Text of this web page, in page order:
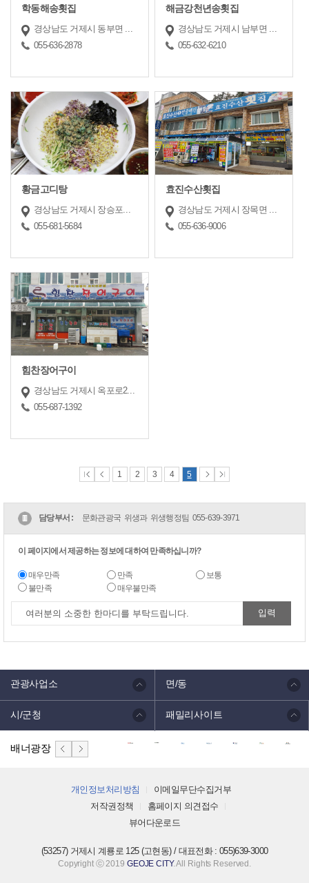
학동해송횟집
경상남도 거제시 동부면 학동6길 32
055-636-2878
해금강천년송횟집
경상남도 거제시 남부면 해금강3길 17
055-632-6210
황금고디탕
경상남도 거제시 장승포로1길 11 (장승포동)
055-681-5684
효진수산횟집
경상남도 거제시 장목면 외포5길 58
055-636-9006
힘찬장어구이
경상남도 거제시 옥포로20길 34 (옥포동)
055-687-1392
1 2 3 4 5
담당부서 : 문화관광국 위생과 위생행정팀 055-639-3971
이 페이지에서 제공하는 정보에 대하여 만족하십니까?
매우만족 만족
보통
불만족
매우불만족
관광사업소 면/동
시/군청 패밀리사이트
배너광장
개인정보처리방침
이메일무단수집거부
저작권정책
홈페이지 의견접수
뷰어다운로드
(53257) 거제시 계룡로 125 (고현동) / 대표전화 : 055)639-3000
Copyright ⓒ 2019 GEOJE CITY. All Rights Reserved.